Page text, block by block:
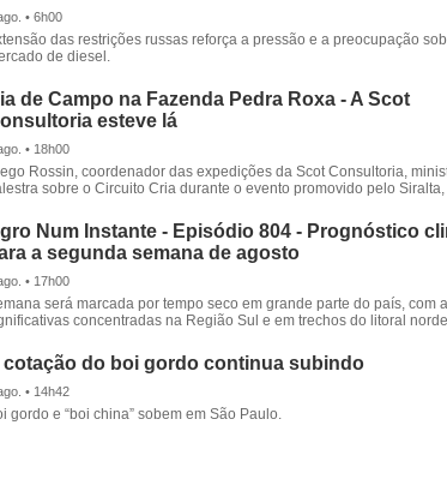
• 6h00
das restrições russas reforça a pressão e a preocupação
de diesel.
de Campo na Fazenda Pedra Roxa - A Scot
esteve lá
• 18h00
Rossin, coordenador das expedições da Scot Consultoria,
sobre o Circuito Cria durante o evento promovido pelo
Num Instante - Episódio 804 - Prognóstico
a segunda semana de agosto
• 17h00
será marcada por tempo seco em grande parte do país, com
concentradas na Região Sul e em trechos do litoral
cotação do boi gordo continua subindo
• 14h42
gordo e “boi china” sobem em São Paulo.